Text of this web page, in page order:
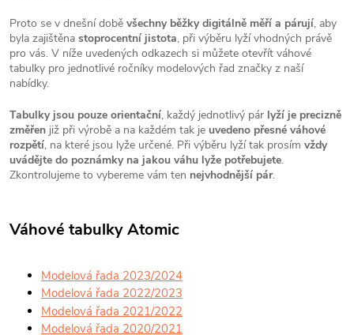
Proto se v dnešní době všechny běžky digitálně měří a párují, aby
byla zajištěna stoprocentní jistota, při výběru lyží vhodných právě
pro vás. V níže uvedených odkazech si můžete otevřít váhové
tabulky pro jednotlivé ročníky modelových řad značky z naší
nabídky.
Tabulky jsou pouze orientační, každý jednotlivý pár lyží je precizně
změřen již při výrobě a na každém tak je uvedeno přesné váhové
rozpětí, na které jsou lyže určené. Při výběru lyží tak prosím vždy
uvádějte do poznámky na jakou váhu lyže potřebujete.
Zkontrolujeme to vybereme vám ten nejvhodnější pár.
Váhové tabulky Atomic
Modelová řada 2023/2024
Modelová řada 2022/2023
Modelová řada 2021/2022
Modelová řada 2020/2021